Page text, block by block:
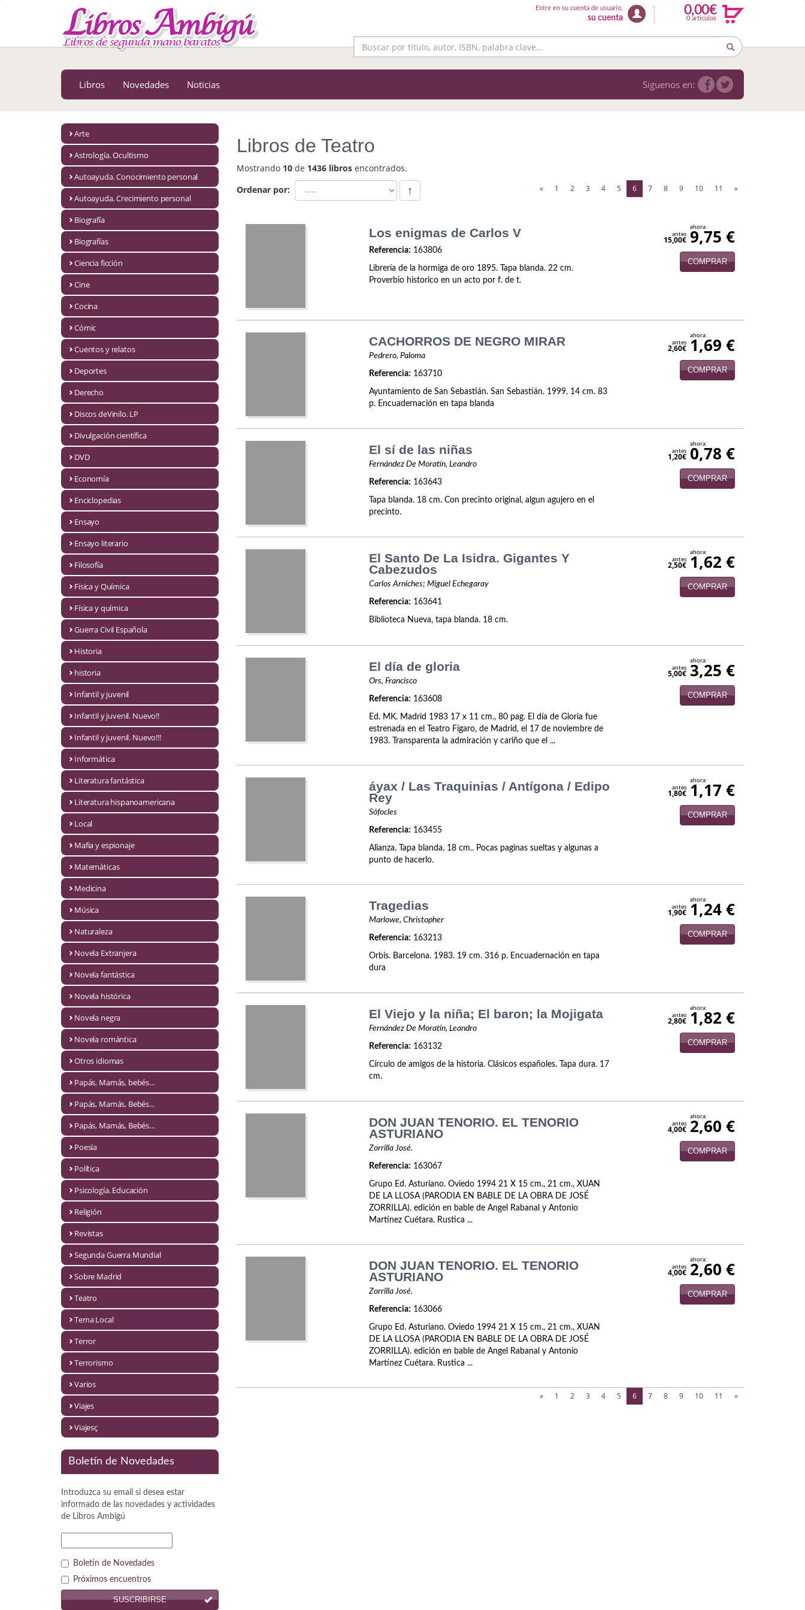
MENÚ PRINCIPAL
Astrología. Ocultismo
Autoayuda. Conocimiento personal
Autoayuda. Crecimiento personal
Ciencia ficción
Cuentos y relatos
Discos deVinilo. LP
Divulgación científica
Ensayo literario
Guerra Civil Española
Infantil y juvenil
Infantil y juvenil. Nuevo!!
Infantil y juvenil. Nuevo!!!
Literatura fantástica
Literatura hispanoamericana
Mafia y espionaje
Novela Extranjera
Novela fantástica
Novela romántica
Otros idiomas
Papás, Mamás, bebés...
Papás, Mamás, Bebés...
Papás, Mamás, Bebés…
Psicología. Educación
Segunda Guerra Mundial
Entre en su cuenta de usuario.
su cuenta
0,00€
0 articulos
Libros Novedades Noticias Siguenos en:
Arte
Astrología. Ocultismo
Autoayuda. Conocimiento personal
Autoayuda. Crecimiento personal
Biografía
Biografías
Ciencia ficción
Cine
Cocina
Cómic
Cuentos y relatos
Deportes
Derecho
Discos deVinilo. LP
Divulgación científica
DVD
Economía
Enciclopedias
Ensayo
Ensayo literario
Filosofía
Física y Química
Física y química
Guerra Civil Española
Historia
historia
Infantil y juvenil
Infantil y juvenil. Nuevo!!
Infantil y juvenil. Nuevo!!!
Informática
Literatura fantástica
Literatura hispanoamericana
Local
Mafia y espionaje
Matemáticas
Medicina
Música
Naturaleza
Novela Extranjera
Novela fantástica
Novela histórica
Novela negra
Novela romántica
Otros idiomas
Papás, Mamás, bebés...
Papás, Mamás, Bebés...
Papás, Mamás, Bebés…
Poesía
Política
Psicología. Educación
Religión
Revistas
Segunda Guerra Mundial
Sobre Madrid
Teatro
Tema Local
Terror
Terrorismo
Varios
Viajes
Viajesç
Boletín de Novedades
Introduzca su email si desea estar
informado de las novedades y actividades
de Libros Ambigú
Boletín de Novedades
Próximos encuentros
SUSCRIBIRSE
Libros de Teatro
Mostrando 10de 1436 librosencontrados.
Ordenar por:
↑ « 1 2 3 4 5 6(current)
7 8 9 10 11 »
Los enigmas de Carlos V
Referencia: 163806
Librería de la hormiga de oro 1895. Tapa blanda. 22 cm.
Proverbio historico en un acto por f. de t.
antes
15,00€
ahora:
9,75 €
COMPRAR
CACHORROS DE NEGRO MIRAR
Pedrero, Paloma
Referencia: 163710
Ayuntamiento de San Sebastián. San Sebastián. 1999. 14 cm. 83
p. Encuadernación en tapa blanda
antes
2,60€
ahora:
1,69 €
COMPRAR
El sí de las niñas
Fernández De Moratín, Leandro
Referencia: 163643
Tapa blanda. 18 cm. Con precinto original, algun agujero en el
precinto.
antes
1,20€
ahora:
0,78 €
COMPRAR
El Santo De La Isidra. Gigantes Y
Cabezudos
Carlos Arniches; Miguel Echegaray
Referencia: 163641
Biblioteca Nueva, tapa blanda. 18 cm.
antes
2,50€
ahora:
1,62 €
COMPRAR
El día de gloria
Ors, Francisco
Referencia: 163608
Ed. MK. Madrid 1983 17 x 11 cm., 80 pag. El día de Gloria fue
estrenada en el Teatro Fígaro, de Madrid, el 17 de noviembre de
1983. Transparenta la admiración y cariño que el ...
antes
5,00€
ahora:
3,25 €
COMPRAR
áyax / Las Traquinias / Antígona / Edipo
Rey
Sófocles
Referencia: 163455
Alianza. Tapa blanda. 18 cm.. Pocas paginas sueltas y algunas a
punto de hacerlo.
antes
1,80€
ahora:
1,17 €
COMPRAR
Tragedias
Marlowe, Christopher
Referencia: 163213
Orbis. Barcelona. 1983. 19 cm. 316 p. Encuadernación en tapa
dura
antes
1,90€
ahora:
1,24 €
COMPRAR
El Viejo y la niña; El baron; la Mojigata
Fernández De Moratín, Leandro
Referencia: 163132
Círculo de amigos de la historia. Clásicos españoles. Tapa dura. 17
cm.
antes
2,80€
ahora:
1,82 €
COMPRAR
DON JUAN TENORIO. EL TENORIO
ASTURIANO
Zorrilla José.
Referencia: 163067
Grupo Ed. Asturiano. Oviedo 1994 21 X 15 cm., 21 cm., XUAN
DE LA LLOSA (PARODIA EN BABLE DE LA OBRA DE JOSÉ
ZORRILLA). edición en bable de Angel Rabanal y Antonio
Martínez Cuétara. Rustica ...
antes
4,00€
ahora:
2,60 €
COMPRAR
DON JUAN TENORIO. EL TENORIO
ASTURIANO
Zorrilla José.
Referencia: 163066
Grupo Ed. Asturiano. Oviedo 1994 21 X 15 cm., 21 cm., XUAN
DE LA LLOSA (PARODIA EN BABLE DE LA OBRA DE JOSÉ
ZORRILLA). edición en bable de Angel Rabanal y Antonio
Martínez Cuétara. Rustica ...
antes
4,00€
ahora:
2,60 €
COMPRAR
« 1 2 3 4 5 6(current)
7 8 9 10 11 »